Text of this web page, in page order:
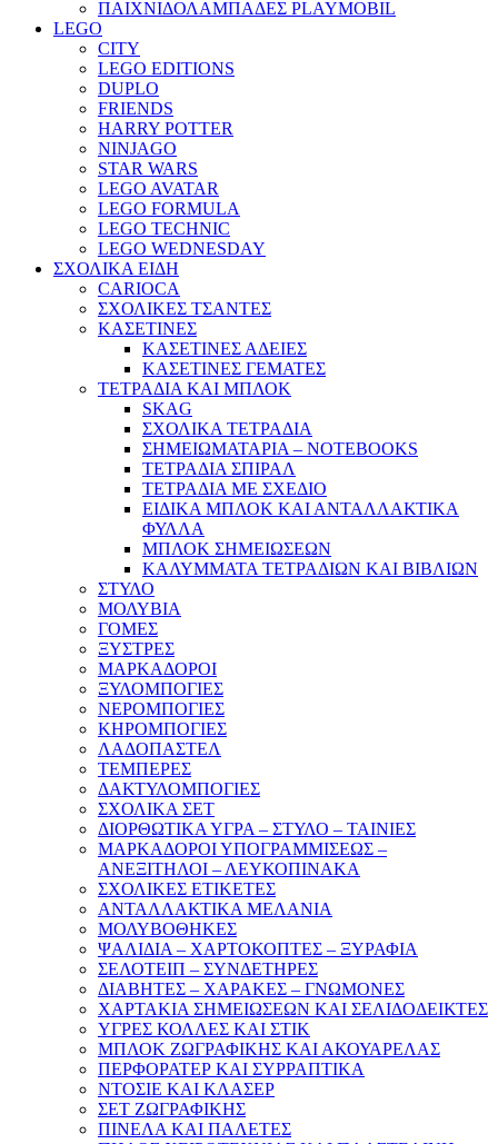
ΠΑΙΧΝΙΔΟΛΑΜΠΑΔΕΣ PLAYMOBIL
LEGO
CITY
LEGO EDITIONS
DUPLO
FRIENDS
HARRY POTTER
NINJAGO
STAR WARS
LEGO AVATAR
LEGO FORMULA
LEGO TECHNIC
LEGO WEDNESDAY
ΣΧΟΛΙΚΑ ΕΙΔΗ
CARIOCA
ΣΧΟΛΙΚΕΣ ΤΣΑΝΤΕΣ
ΚΑΣΕΤΙΝΕΣ
ΚΑΣΕΤΙΝΕΣ ΑΔΕΙΕΣ
ΚΑΣΕΤΙΝΕΣ ΓΕΜΑΤΕΣ
ΤΕΤΡΑΔΙΑ ΚΑΙ ΜΠΛΟΚ
SKAG
ΣΧΟΛΙΚΑ ΤΕΤΡΑΔΙΑ
ΣΗΜΕΙΩΜΑΤΑΡΙΑ – NOTEBOOKS
ΤΕΤΡΑΔΙΑ ΣΠΙΡΑΛ
ΤΕΤΡΑΔΙΑ ΜΕ ΣΧΕΔΙΟ
ΕΙΔΙΚΑ ΜΠΛΟΚ ΚΑΙ ΑΝΤΑΛΛΑΚΤΙΚΑ
ΦΥΛΛΑ
ΜΠΛΟΚ ΣΗΜΕΙΩΣΕΩΝ
ΚΑΛΥΜΜΑΤΑ ΤΕΤΡΑΔΙΩΝ ΚΑΙ ΒΙΒΛΙΩΝ
ΣΤΥΛΟ
ΜΟΛΥΒΙΑ
ΓΟΜΕΣ
ΞΥΣΤΡΕΣ
ΜΑΡΚΑΔΟΡΟΙ
ΞΥΛΟΜΠΟΓΙΕΣ
ΝΕΡΟΜΠΟΓΙΕΣ
ΚΗΡΟΜΠΟΓΙΕΣ
ΛΑΔΟΠΑΣΤΕΛ
ΤΕΜΠΕΡΕΣ
ΔΑΚΤΥΛΟΜΠΟΓΙΕΣ
ΣΧΟΛΙΚΑ ΣΕΤ
ΔΙΟΡΘΩΤΙΚΑ ΥΓΡΑ – ΣΤΥΛΟ – ΤΑΙΝΙΕΣ
ΜΑΡΚΑΔΟΡΟΙ ΥΠΟΓΡΑΜΜΙΣΕΩΣ –
ΑΝΕΞΙΤΗΛΟΙ – ΛΕΥΚΟΠΙΝΑΚΑ
ΣΧΟΛΙΚΕΣ ΕΤΙΚΕΤΕΣ
ΑΝΤΑΛΛΑΚΤΙΚΑ ΜΕΛΑΝΙΑ
ΜΟΛΥΒΟΘΗΚΕΣ
ΨΑΛΙΔΙΑ – ΧΑΡΤΟΚΟΠΤΕΣ – ΞΥΡΑΦΙΑ
ΣΕΛΟΤΕΙΠ – ΣΥΝΔΕΤΗΡΕΣ
ΔΙΑΒΗΤΕΣ – ΧΑΡΑΚΕΣ – ΓΝΩΜΟΝΕΣ
ΧΑΡΤΑΚΙΑ ΣΗΜΕΙΩΣΕΩΝ ΚΑΙ ΣΕΛΙΔΟΔΕΙΚΤΕΣ
ΥΓΡΕΣ ΚΟΛΛΕΣ ΚΑΙ ΣΤΙΚ
ΜΠΛΟΚ ΖΩΓΡΑΦΙΚΗΣ ΚΑΙ ΑΚΟΥΑΡΕΛΑΣ
ΠΕΡΦΟΡΑΤΕΡ ΚΑΙ ΣΥΡΡΑΠΤΙΚΑ
ΝΤΟΣΙΕ ΚΑΙ ΚΛΑΣΕΡ
ΣΕΤ ΖΩΓΡΑΦΙΚΗΣ
ΠΙΝΕΛΑ ΚΑΙ ΠΑΛΕΤΕΣ